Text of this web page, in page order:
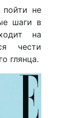
не
шаги в
на
чести
глянца.